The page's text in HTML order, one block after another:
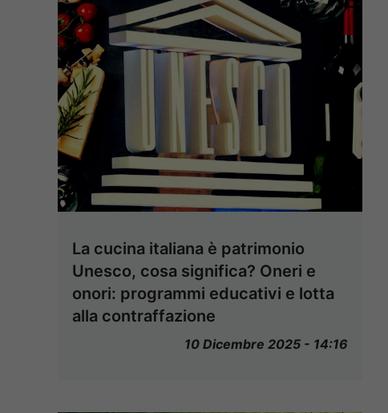
La cucina italiana è patrimonio
Unesco, cosa significa? Oneri e
onori: programmi educativi e lotta
alla contraffazione
10 Dicembre 2025 - 14:16